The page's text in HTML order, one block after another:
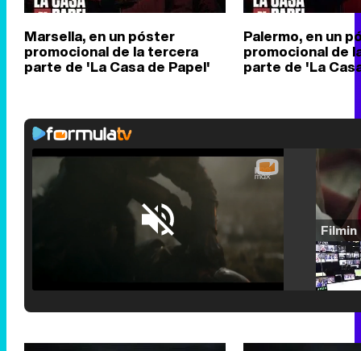
Marsella, en un póster
promocional de la tercera
parte de 'La Casa de Papel'
Palermo, en un
promocional de
parte de 'La